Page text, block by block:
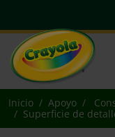
Inicio Apoyo
Superficie de